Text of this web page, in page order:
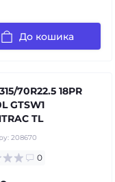
До кошика
70R22.5 18PR
GTSW1
TL
208670
0